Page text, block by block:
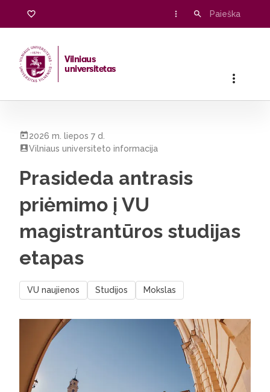
Vilniaus
universitetas
2026 m. liepos 7 d.
Vilniaus universiteto informacija
Prasideda antrasis
priėmimo į VU
magistrantūros studijas
etapas
VU naujienos Studijos Mokslas